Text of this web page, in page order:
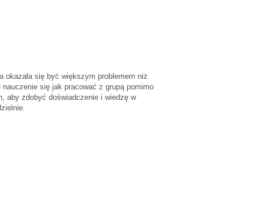
okazała się być większym problemem niż
się jak pracować z grupą pomimo
aby zdobyć doświadczenie i wiedzę w